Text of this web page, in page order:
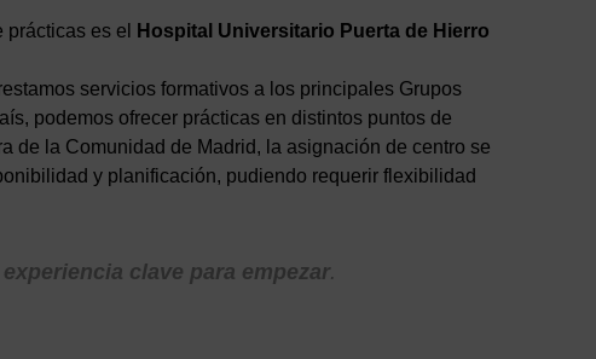
es el
Hospital Universitario Puerta de Hierro
servicios formativos a los principales Grupos
podemos ofrecer prácticas en distintos puntos de
de la Comunidad de Madrid, la asignación de centro se
y planificación, pudiendo requerir flexibilidad
experiencia clave para empezar.